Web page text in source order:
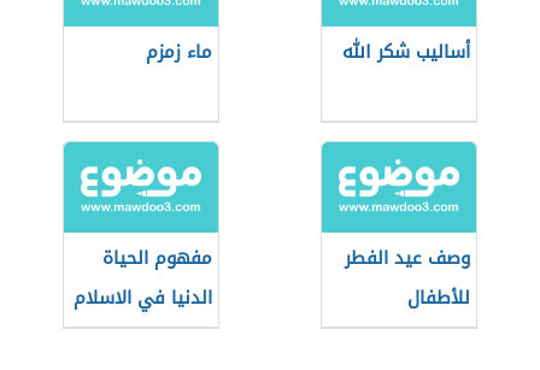
أساليب شكر الله ماء زمزم
وصف عيد الفطر
للأطفال
مفهوم الحياة
الدنيا في الاسلام